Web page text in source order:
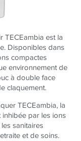
TECEambia est la
Disponibles dans
compactes
environnement de
à double face
claquement.
TECEambia, la
par les ions
sanitaires
et de soins.